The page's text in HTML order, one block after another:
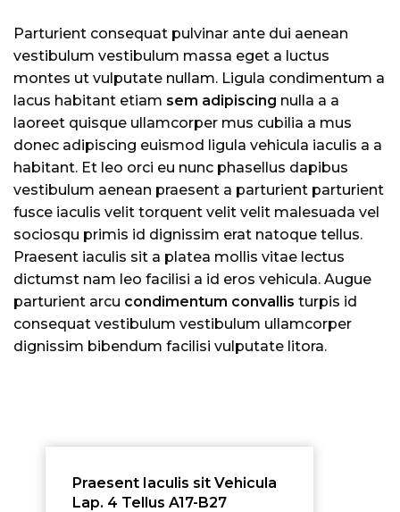
Parturient consequat pulvinar ante dui aenean
vestibulum vestibulum massa eget a luctus
montes ut vulputate nullam. Ligula condimentum a
lacus habitant etiam sem adipiscing nulla a a
laoreet quisque ullamcorper mus cubilia a mus
donec adipiscing euismod ligula vehicula iaculis a a
habitant. Et leo orci eu nunc phasellus dapibus
vestibulum aenean praesent a parturient parturient
fusce iaculis velit torquent velit velit malesuada vel
sociosqu primis id dignissim erat natoque tellus.
Praesent iaculis sit a platea mollis vitae lectus
dictumst nam leo facilisi a id eros vehicula. Augue
parturient arcu condimentum convallis turpis id
consequat vestibulum vestibulum ullamcorper
dignissim bibendum facilisi vulputate litora.
Praesent Iaculis sit Vehicula
Lap. 4 Tellus A17-B27